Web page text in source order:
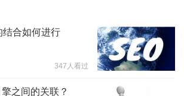
结合如何进行
347人看过
之间的关联？